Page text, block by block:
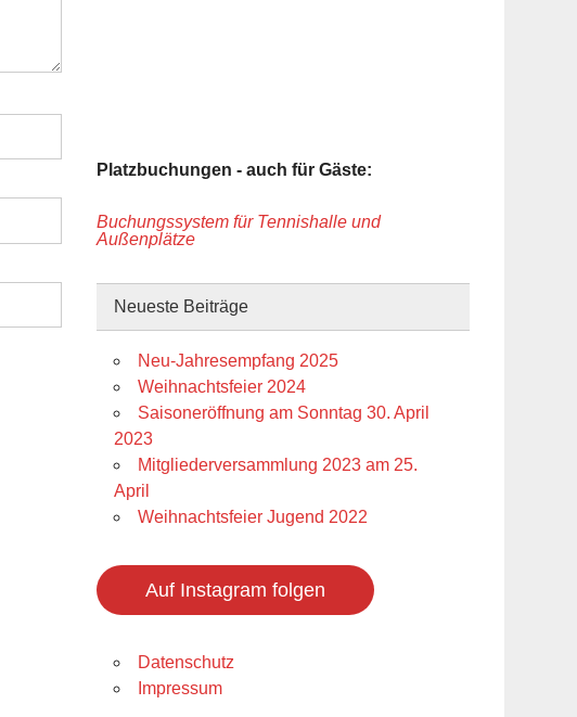
Platzbuchungen - auch für Gäste:
Buchungssystem für Tennishalle und
Außenplätze
Neueste Beiträge
Neu-Jahresempfang 2025
Weihnachtsfeier 2024
Saisoneröffnung am Sonntag 30. April
2023
Mitgliederversammlung 2023 am 25.
April
Weihnachtsfeier Jugend 2022
Auf Instagram folgen
Datenschutz
Impressum